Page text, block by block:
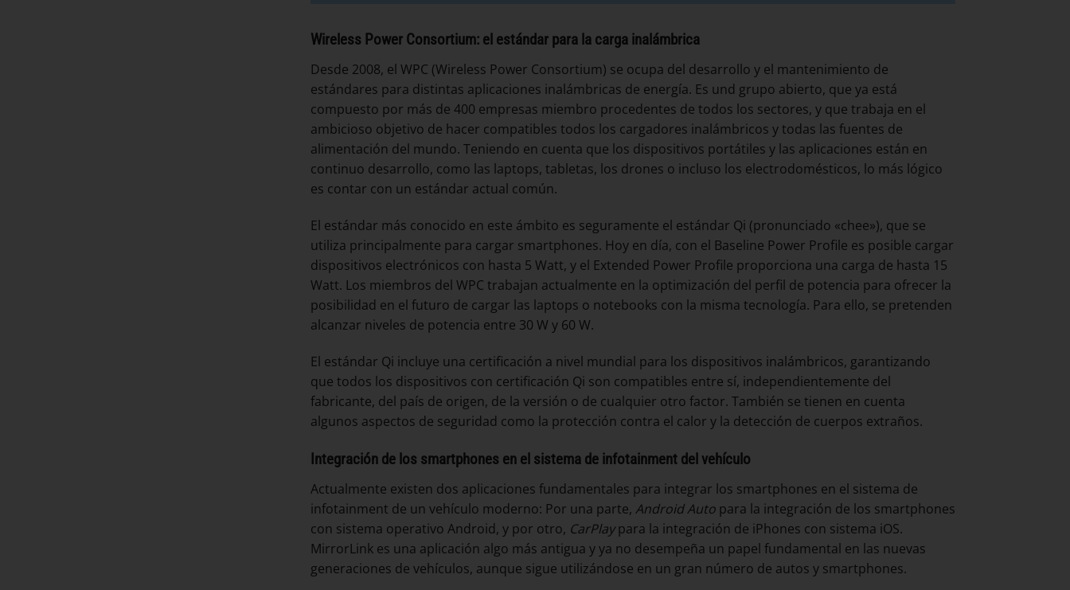
Wireless Power Consortium: el estándar para la carga inalámbrica
Desde 2008, el WPC (Wireless Power Consortium) se ocupa del desarrollo y el mantenimiento de
estándares para distintas aplicaciones inalámbricas de energía. Es und grupo abierto, que ya está
compuesto por más de 400 empresas miembro procedentes de todos los sectores, y que trabaja en el
ambicioso objetivo de hacer compatibles todos los cargadores inalámbricos y todas las fuentes de
alimentación del mundo. Teniendo en cuenta que los dispositivos portátiles y las aplicaciones están en
continuo desarrollo, como las laptops, tabletas, los drones o incluso los electrodomésticos, lo más lógico
es contar con un estándar actual común.
El estándar más conocido en este ámbito es seguramente el estándar Qi (pronunciado «chee»), que se
utiliza principalmente para cargar smartphones. Hoy en día, con el Baseline Power Profile es posible cargar
dispositivos electrónicos con hasta 5 Watt, y el Extended Power Profile proporciona una carga de hasta 15
Watt. Los miembros del WPC trabajan actualmente en la optimización del perfil de potencia para ofrecer la
posibilidad en el futuro de cargar las laptops o notebooks con la misma tecnología. Para ello, se pretenden
alcanzar niveles de potencia entre 30 W y 60 W.
El estándar Qi incluye una certificación a nivel mundial para los dispositivos inalámbricos, garantizando
que todos los dispositivos con certificación Qi son compatibles entre sí, independientemente del
fabricante, del país de origen, de la versión o de cualquier otro factor. También se tienen en cuenta
algunos aspectos de seguridad como la protección contra el calor y la detección de cuerpos extraños.
Integración de los smartphones en el sistema de infotainment del vehículo
Actualmente existen dos aplicaciones fundamentales para integrar los smartphones en el sistema de
infotainment de un vehículo moderno: Por una parte, Android Auto para la integración de los smartphones
con sistema operativo Android, y por otro, CarPlaypara la integración de iPhones con sistema iOS.
MirrorLink es una aplicación algo más antigua y ya no desempeña un papel fundamental en las nuevas
generaciones de vehículos, aunque sigue utilizándose en un gran número de autos y smartphones.